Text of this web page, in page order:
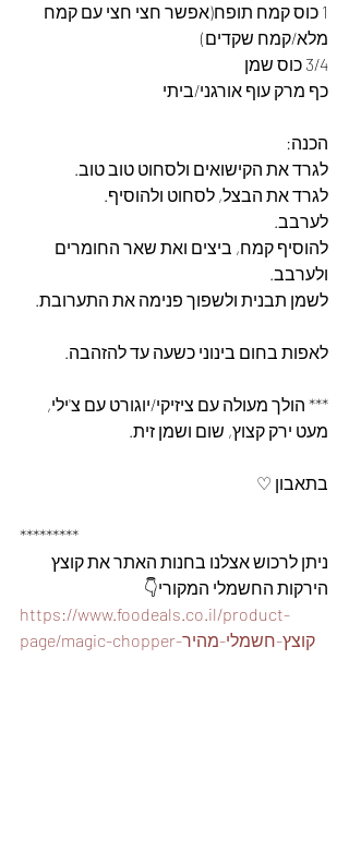
1 כוס קמח תופח(אפשר חצי חצי עם קמח
מלא/קמח שקדים)
3/4 כוס שמן
כף מרק עוף אורגני/ביתי
הכנה:
לגרד את הקישואים ולסחוט טוב טוב.
לגרד את הבצל, לסחוט ולהוסיף.
לערבב.
להוסיף קמח, ביצים ואת שאר החומרים
ולערבב.
לשמן תבנית ולשפוך פנימה את התערובת.
לאפות בחום בינוני כשעה עד להזהבה.
*** הולך מעולה עם ציזיקי/יוגורט עם צ'ילי,
מעט ירק קצוץ, שום ושמן זית.
בתאבון ♡
*********
ניתן לרכוש אצלנו בחנות האתר את קוצץ
הירקות החשמלי המקורי👇
https://www.foodeals.co.il/product-
page/magic-chopper-קוצץ-חשמלי-מהיר